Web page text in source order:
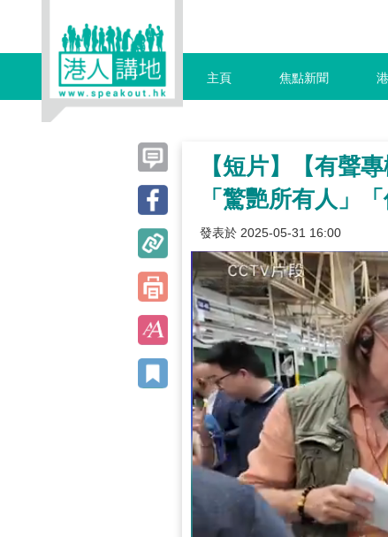
主頁 焦點新聞
【短片】【有聲
「驚艷所有人」
發表於 2025-05-31 16:00